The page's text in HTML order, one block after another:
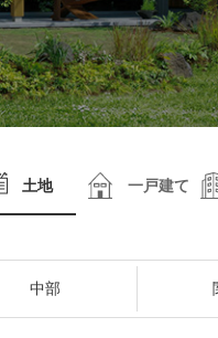
土地 一戸建て
中部